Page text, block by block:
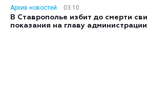
Архив новостей
03:10
В Ставрополье избит до смерти
показания на главу администрации